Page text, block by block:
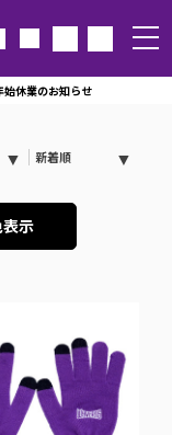
始休業のお知らせ
新着順
表示